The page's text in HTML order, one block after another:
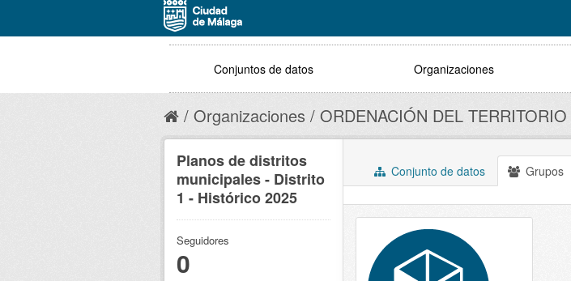
Conjuntos de datos Organizaciones
Organizaciones ORDENACIÓN DEL
Conjunto de datos Grupos
Planos de distritos
municipales - Distrito
1 - Histórico 2025
Seguidores
0